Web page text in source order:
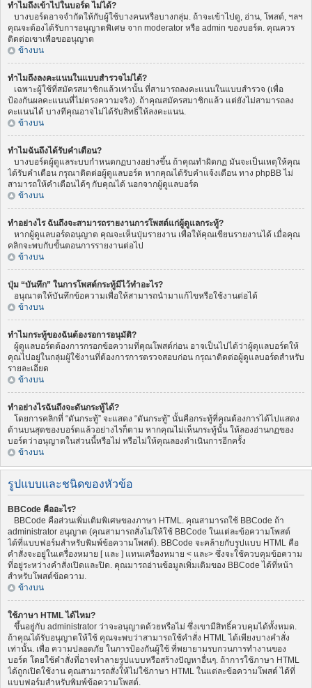
ทำไมถึงเข้าไปในบอร์ด ไม่ได้?
บางบอร์ดอาจจำกัดให้กับผู้ใช้บางคนหรือบางกลุ่ม. ถ้าจะเข้าไปดู, อ่าน, โพสต์, ฯลฯ
คุณจะต้องได้รับการอนุญาตพิเศษ จาก moderator หรือ admin ของบอร์ด. คุณควร
ติดต่อเขาเพื่อขออนุญาต
ข้างบน
ทำไมถึงลงคะแนนในแบบสำรวจไม่ได้?
เฉพาะผู้ใช้ที่สมัครสมาชิกแล้วเท่านั้น ที่สามารถลงคะแนนในแบบสำรวจ (เพื่อ
ป้องกันผลคะแนนที่ไม่ตรงความจริง). ถ้าคุณสมัครสมาชิกแล้ว แต่ยังไม่สามารถลง
คะแนนได้ บางทีคุณอาจไม่ได้รับสิทธิ์ให้ลงคะแนน.
ข้างบน
ทำไมฉันถึงได้รับคำเตือน?
บางบอร์ดผู้ดูแลระบบกำหนดกฏบางอย่างขึ้น ถ้าคุณทำผิดกฏ มันจะเป็นเหตุให้คุณ
ได้รับคำเตือน กรุณาติดต่อผู้ดูแลบอร์ด หากคุณได้รับคำแจ้งเตือน ทาง phpBB ไม่
สามารถให้คำเตือนได้ๆ กับคุณได้ นอกจากผู้ดูแลบอร์ด
ข้างบน
ทำอย่างไร ฉันถึงจะสามารถรายงานการโพสต์แก่ผู้ดูแลกระทู้?
หากผู้ดูแลบอร์ดอนุญาต คุณจะเห็นปุ่มรายงาน เพื่อให้คุณเขียนรายงานได้ เมื่อคุณ
คลิกจะพบกับขั้นตอนการรายงานต่อไป
ข้างบน
ปุ่ม “บันทึก” ในการโพสต์กระทู้มีไว้ทำอะไร?
อนุณาตให้บันทึกข้อความเพื่อให้สามารถนำมาแก้ไขหรือใช้งานต่อได้
ข้างบน
ทำไมกระทู้ของฉันต้องรอการอนุมัติ?
ผู้ดูแลบอร์ดต้องการกรอกข้อความที่คุณโพสต์ก่อน อาจเป็นไปได้ว่าผู้ดุแลบอร์ดให้
คุณไปอยู่ในกลุ่มผู้ใช้งานที่ต้องการการตรวจสอบก่อน กรุณาติดต่อผู้ดูแลบอร์ดสำหรับ
รายละเอียด
ข้างบน
ทำอย่างไรฉันถึงจะดันกระทู้ได้?
โดยการคลิกที่ “ดันกระทู้” จะแสดง “ดันกระทู้” นั้นคือกระทู้ที่คุณต้องการได้ไปแสดง
ด้านบนสุดของบอร์ดแล้วอย่างไรก็ตาม หากคุณไม่เห็นกระทู้นั้น ให้ลองอ่านกฏของ
บอร์ดว่าอนุญาตในส่วนนี้หรือไม่ หรือไม่ให้คุณลองดำเนินการอีกครั้ง
ข้างบน
รูปแบบและชนิดของหัวข้อ
BBCode คืออะไร?
BBCode คือส่วนเพิ่มเติมพิเศษของภาษา HTML. คุณสามารถใช้ BBCode ถ้า
administrator อนุญาต (คุณสามารถสั่งไม่ให้ใช้ BBCode ในแต่ละข้อความโพสต์
ได้ที่แบบฟอร์มสำหรับพิมพ์ข้อความโพสต์). BBCode จะคล้ายกับรูปแบบ HTML คือ
คำสั่งจะอยู่ในเครื่องหมาย [ และ ] แทนเครื่องหมาย < และ> ซึ่งจะใช้ควบคุมข้อความ
ที่อยู่ระหว่างคำสั่งเปิดและปิด. คุณมารถอ่านข้อมูลเพิ่มเติมของ BBCode ได้ที่หน้า
สำหรับโพสต์ข้อความ.
ข้างบน
ใช้ภาษา HTML ได้ไหม?
ขึ้นอยู่กับ administrator ว่าจะอนุญาตด้วยหรือไม่ ซึ่งเขามีสิทธิ์ควบคุมได้ทั้งหมด.
ถ้าคุณได้รับอนุญาตให้ใช้ คุณจะพบว่าสามารถใช้คำสั่ง HTML ได้เพียงบางคำสั่ง
เท่านั้น. เพื่อ ความปลอดภัย ในการป้องกันผู้ใช้ ที่พยายามรบกวนการทำงานของ
บอร์ด โดยใช้คำสั่งที่อาจทำลายรูปแบบหรือสร้างปัญหาอื่นๆ. ถ้าการใช้ภาษา HTML
ได้ถูกเปิดใช้งาน คุณสามารถสั่งให้ไม่ใช้ภาษา HTML ในแต่ละข้อความโพสต์ ได้ที่
แบบฟอร์มสำหรับพิมพ์ข้อความโพสต์.